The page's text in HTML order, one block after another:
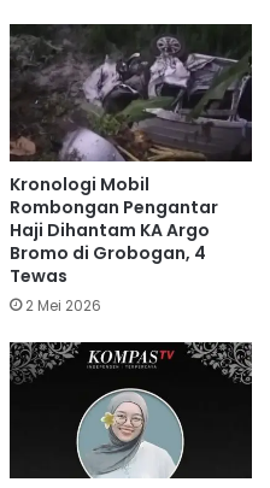
Kronologi Mobil
Rombongan Pengantar
Haji Dihantam KA Argo
Bromo di Grobogan, 4
Tewas
2 Mei 2026